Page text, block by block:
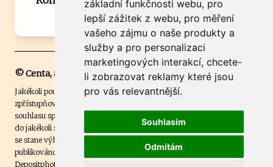
základní funkčnosti webu, pro
lepší zážitek z webu, pro měření
vašeho zájmu o naše produkty a
služby a pro personalizaci
marketingových interakcí, chcete-
li zobrazovat reklamy které jsou
pro vás relevantnější.
Souhlasím
Odmítám
chalupa@ctidoma.cz
© Centa, a.s.
Jakékoli použití obsahu včetně převzetí, šíření či dalšího užití a
zpřístupňování textových či obrazových materiálů bez písemného
souhlasu společnosti Centa,a.s. je zakázáno. Čtenář svým přihlášením
do jakékoli soutěže na našem webu dává souhlas s tím, že v případě, že
se stane výhercem této soutěže, může být jeho jméno na webu
publikováno. Centa, a.s. využívala licenci ČTK a využívá fotografie z
Depositphotos